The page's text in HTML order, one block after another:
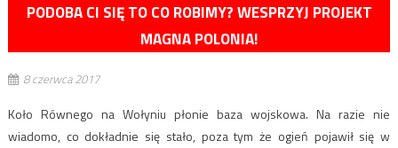
PODOBA CI SIĘ TO CO ROBIMY? WESPRZYJ PROJEKT
MAGNA POLONIA!
8 czerwca 2017
Koło Równego na Wołyniu płonie baza wojskowa. Na razie nie
wiadomo, co dokładnie się stało, poza tym że ogień pojawił się w